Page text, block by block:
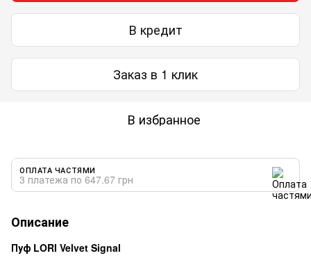
В кредит
Заказ в 1 клик
В избранное
ОПЛАТА ЧАСТЯМИ
3 платежа по 647.67 грн
Описание
Пуф LORI Velvet Signal